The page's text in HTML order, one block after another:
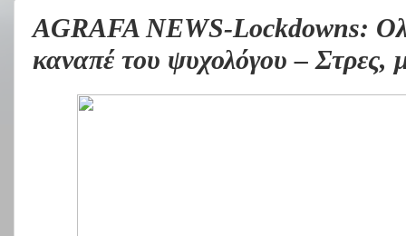
AGRAFA NEWS-Lockdowns:
καναπέ του ψυχολόγου – Στρες,